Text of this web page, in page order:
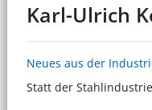
Karl-Ulrich
Neues aus der
Statt der